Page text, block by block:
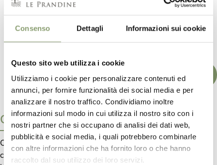
Consenso Dettagli Informazioni sui cookie
Questo sito web utilizza i cookie
Utilizziamo i cookie per personalizzare contenuti ed
annunci, per fornire funzionalità dei social media e per
analizzare il nostro traffico. Condividiamo inoltre
informazioni sul modo in cui utilizza il nostro sito con i
nostri partner che si occupano di analisi dei dati web,
pubblicità e social media, i quali potrebbero combinarle
con altre informazioni che ha fornito loro o che hanno
raccolto dal suo utilizzo dei loro servizi.
AGGIUNGI AL CARRELLO
Caratteristiche
Olio 100% Italiano Denominata “Golden Dream” che si
caratterizza per una più marcata derivazione da piante di